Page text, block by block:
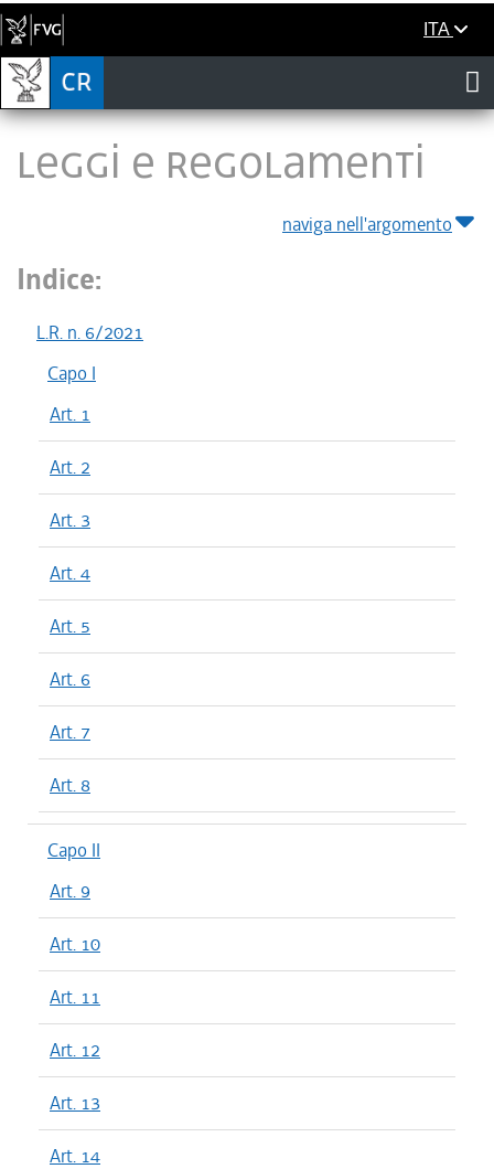
ITA
LEGGI E REGOLAMENTI
naviga nell'argomento
Indice:
L.R. n. 6/2021
Capo I
Art. 1
Art. 2
Art. 3
Art. 4
Art. 5
Art. 6
Art. 7
Art. 8
Capo II
Art. 9
Art. 10
Art. 11
Art. 12
Art. 13
Art. 14